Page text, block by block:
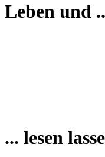
Leben und
... lesen